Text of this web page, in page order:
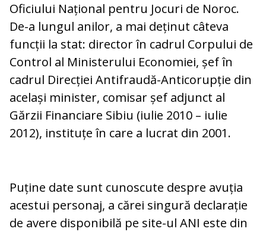
Oficiului Național pentru Jocuri de Noroc.
De-a lungul anilor, a mai deținut câteva
funcții la stat: director în cadrul Corpului de
Control al Ministerului Economiei, șef în
cadrul Direcției Antifraudă-Anticorupție din
același minister, comisar șef adjunct al
Gărzii Financiare Sibiu (iulie 2010 – iulie
2012), instituțe în care a lucrat din 2001.
Puține date sunt cunoscute despre avuția
acestui personaj, a cărei singură declarație
de avere disponibilă pe site-ul ANI este din